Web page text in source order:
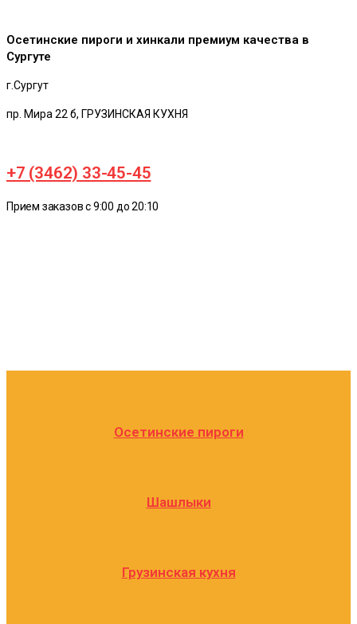
Осетинские пироги и хинкали премиум качества в
Сургуте
г.Сургут
пр. Мира 22 б, ГРУЗИНСКАЯ КУХНЯ
+7 (3462) 33-45-45
Прием заказов с 9:00 до 20:10
Осетинские пироги
Шашлыки
Грузинская кухня